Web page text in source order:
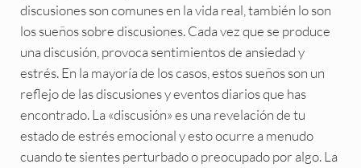
discusiones son comunes en la vida real, también lo son
los sueños sobre discusiones. Cada vez que se produce
una discusión, provoca sentimientos de ansiedad y
estrés. En la mayoría de los casos, estos sueños son un
reflejo de las discusiones y eventos diarios que has
encontrado. La «discusión» es una revelación de tu
estado de estrés emocional y esto ocurre a menudo
cuando te sientes perturbado o preocupado por algo. La